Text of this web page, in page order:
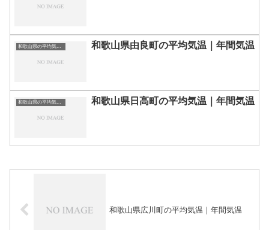
和歌山県の平均気温まとめ 和歌山県由良町の平均気温｜年間気温
和歌山県の平均気温まとめ 和歌山県日高町の平均気温｜年間気温
和歌山県広川町の平均気温｜年間気温